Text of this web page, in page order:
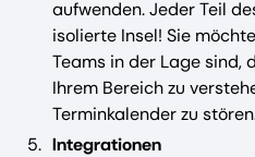
aufwenden. Jeder Teil
isolierte Insel! Sie
Teams in der Lage sind,
Ihrem Bereich zu
Terminkalender zu
Integrationen